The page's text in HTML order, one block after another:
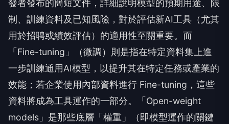
發者發布的簡短文件，詳細說明模型的預期用途、限
制、訓練資料及已知風險，對於評估新AI工具（尤其
用於招聘或績效評估）的適用性至關重要。而
「Fine-tuning」（微調）則是指在特定資料集上進
一步訓練通用AI模型，以提升其在特定任務或產業的
效能；若企業使用內部資料進行 Fine-tuning，這些
資料將成為工具運作的一部分。「Open-weight
models」是那些底層「權重」（即模型運作的關鍵